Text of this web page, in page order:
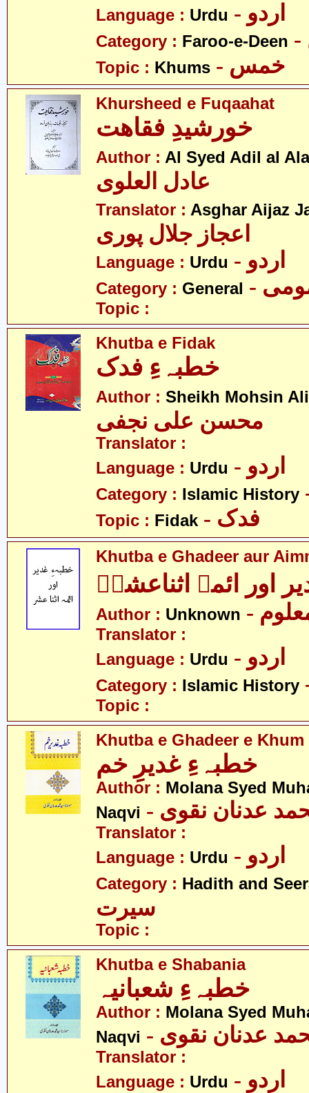
Language : Urdu - اردو
Category : Faroo-e-Deen
Topic : Khums - خمس
Khursheed e Fuqaahat
خورشیدِ فقاھت
Author : Al Syed Adil al
عادل العلوی
Translator : Asghar Aijaz
اعجاز جلال پوری
Language : Urdu - اردو
Category : General
Topic :
Khutba e Fidak
خطبہءِ فدک
Author : Sheikh Mohsin
محسن علی نجفی
Translator :
Language : Urdu - اردو
Category : Islamic History
Topic : Fidak - فدک
Khutba e Ghadeer aur
اور ائمہ اثناعشرؑ
Author : Unknown
Translator :
Language : Urdu - اردو
Category : Islamic History
Topic :
Khutba e Ghadeer e Khum
خطبہءِ غدیرِ خم
Author : Molana Syed
Naqvi
عدنان نقوی
Translator :
Language : Urdu - اردو
Category : Hadith and
سیرت
Topic :
Khutba e Shabania
خطبہءِ شعبانیہ
Author : Molana Syed
Naqvi
عدنان نقوی
Translator :
Language : Urdu - اردو